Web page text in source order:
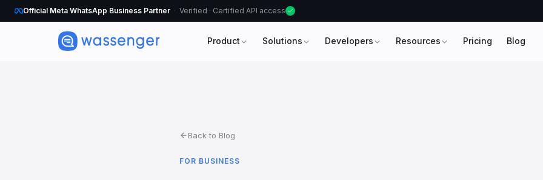
Official Meta WhatsApp Business Partner Verified · Certified API access
Product Solutions Developers Resources Pricing Blog
Back to Blog
FOR BUSINESS